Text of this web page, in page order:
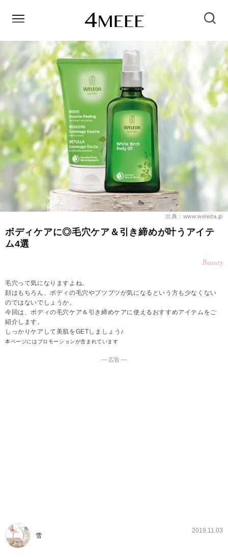
出典：www.weleda.jp
ボディケアに◎毛穴ケア＆引き締めが叶うアイテ
ム4選
Beauty
毛穴って気になりますよね。
顔はもちろん、ボディの毛穴やブツブツが気になるという方も少なくない
のではないでしょうか。
今回は、ボディの毛穴ケア＆引き締めケアに使えるおすすめアイテムをご
紹介します。
しっかりケアして美肌をGETしましょう♪
本ページにはプロモーションが含まれています
― 広告 ―
雪
2019.11.03